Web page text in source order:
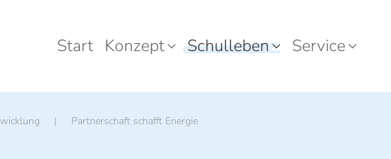
Start Konzept Schulleben Service
Partnerschaft schafft Energie